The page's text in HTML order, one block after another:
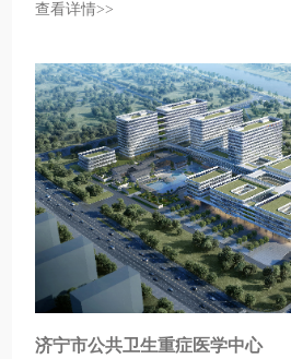
查看详情>>
济宁市公共卫生重症医学中心